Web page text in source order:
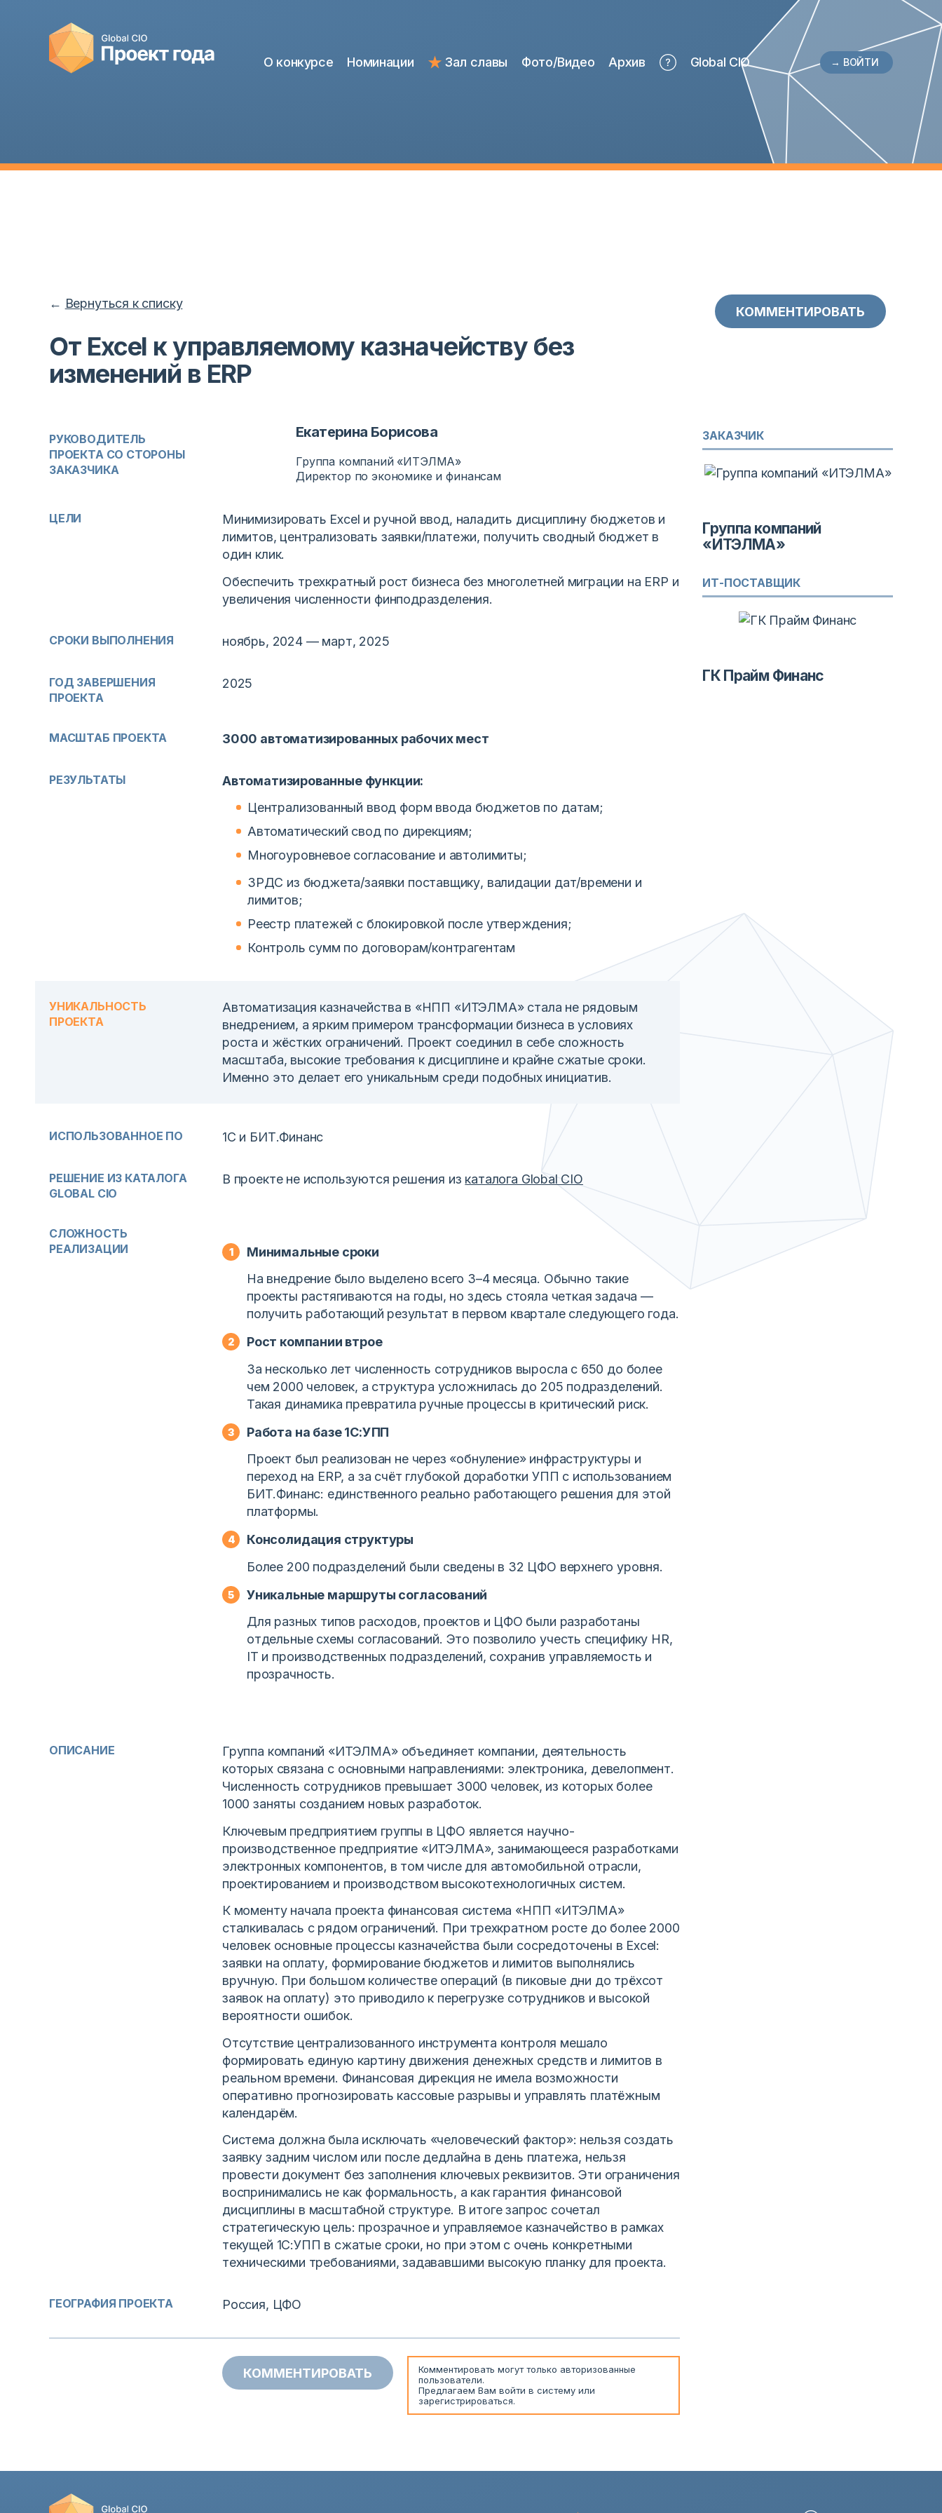
О конкурсе Номинации Зал славы Фото/Видео Архив Global CIO → ВОЙТИ
← Вернуться к списку
От Excel к управляемому казначейству без
изменений в ERP
КОММЕНТИРОВАТЬ
РУКОВОДИТЕЛЬ
ПРОЕКТА СО СТОРОНЫ
ЗАКАЗЧИКА
Екатерина Борисова
Группа компаний «ИТЭЛМА»
Директор по экономике и финансам
ЦЕЛИ
Минимизировать Excel и ручной ввод, наладить дисциплину бюджетов и
лимитов, централизовать заявки/платежи, получить сводный бюджет в
один клик.
Обеспечить трехкратный рост бизнеса без многолетней миграции на ERP и
увеличения численности финподразделения.
СРОКИ ВЫПОЛНЕНИЯ ноябрь, 2024 — март, 2025
ГОД ЗАВЕРШЕНИЯ
ПРОЕКТА
2025
МАСШТАБ ПРОЕКТА 3000 автоматизированных рабочих мест
РЕЗУЛЬТАТЫ
Автоматизированные функции:
Централизованный ввод форм ввода бюджетов по датам;
Автоматический свод по дирекциям;
Многоуровневое согласование и автолимиты;
ЗРДС из бюджета/заявки поставщику, валидации дат/времени и
лимитов;
Реестр платежей с блокировкой после утверждения;
Контроль сумм по договорам/контрагентам
УНИКАЛЬНОСТЬ
ПРОЕКТА
Автоматизация казначейства в «НПП «ИТЭЛМА» стала не рядовым
внедрением, а ярким примером трансформации бизнеса в условиях
роста и жёстких ограничений. Проект соединил в себе сложность
масштаба, высокие требования к дисциплине и крайне сжатые сроки.
Именно это делает его уникальным среди подобных инициатив.
ИСПОЛЬЗОВАННОЕ ПО 1С и БИТ.Финанс
РЕШЕНИЕ ИЗ КАТАЛОГА
GLOBAL CIO
В проекте не используются решения из каталога Global CIO
СЛОЖНОСТЬ
РЕАЛИЗАЦИИ
Минимальные сроки
На внедрение было выделено всего 3–4 месяца. Обычно такие
проекты растягиваются на годы, но здесь стояла четкая задача —
получить работающий результат в первом квартале следующего года.
Рост компании втрое
За несколько лет численность сотрудников выросла с 650 до более
чем 2000 человек, а структура усложнилась до 205 подразделений.
Такая динамика превратила ручные процессы в критический риск.
Работа на базе 1С:УПП
Проект был реализован не через «обнуление» инфраструктуры и
переход на ERP, а за счёт глубокой доработки УПП с использованием
БИТ.Финанс: единственного реально работающего решения для этой
платформы.
Консолидация структуры
Более 200 подразделений были сведены в 32 ЦФО верхнего уровня.
Уникальные маршруты согласований
Для разных типов расходов, проектов и ЦФО были разработаны
отдельные схемы согласований. Это позволило учесть специфику HR,
IT и производственных подразделений, сохранив управляемость и
прозрачность.
ОПИСАНИЕ
Группа компаний «ИТЭЛМА» объединяет компании, деятельность
которых связана с основными направлениями: электроника, девелопмент.
Численность сотрудников превышает 3000 человек, из которых более
1000 заняты созданием новых разработок.
Ключевым предприятием группы в ЦФО является научно-
производственное предприятие «ИТЭЛМА», занимающееся разработками
электронных компонентов, в том числе для автомобильной отрасли,
проектированием и производством высокотехнологичных систем.
К моменту начала проекта финансовая система «НПП «ИТЭЛМА»
сталкивалась с рядом ограничений. При трехкратном росте до более 2000
человек основные процессы казначейства были сосредоточены в Excel:
заявки на оплату, формирование бюджетов и лимитов выполнялись
вручную. При большом количестве операций (в пиковые дни до трёхсот
заявок на оплату) это приводило к перегрузке сотрудников и высокой
вероятности ошибок.
Отсутствие централизованного инструмента контроля мешало
формировать единую картину движения денежных средств и лимитов в
реальном времени. Финансовая дирекция не имела возможности
оперативно прогнозировать кассовые разрывы и управлять платёжным
календарём.
Система должна была исключать «человеческий фактор»: нельзя создать
заявку задним числом или после дедлайна в день платежа, нельзя
провести документ без заполнения ключевых реквизитов. Эти ограничения
воспринимались не как формальность, а как гарантия финансовой
дисциплины в масштабной структуре. В итоге запрос сочетал
стратегическую цель: прозрачное и управляемое казначейство в рамках
текущей 1С:УПП в сжатые сроки, но при этом с очень конкретными
техническими требованиями, задававшими высокую планку для проекта.
ГЕОГРАФИЯ ПРОЕКТА Россия, ЦФО
КОММЕНТИРОВАТЬ
Комментировать могут только авторизованные
пользователи.
Предлагаем Вам войти в систему или
зарегистрироваться.
ЗАКАЗЧИК
Группа компаний
«ИТЭЛМА»
ИТ-ПОСТАВЩИК
ГК Прайм Финанс